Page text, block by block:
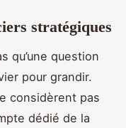
stratégiques
qu’une question
pour grandir.
considèrent pas
dédié de la